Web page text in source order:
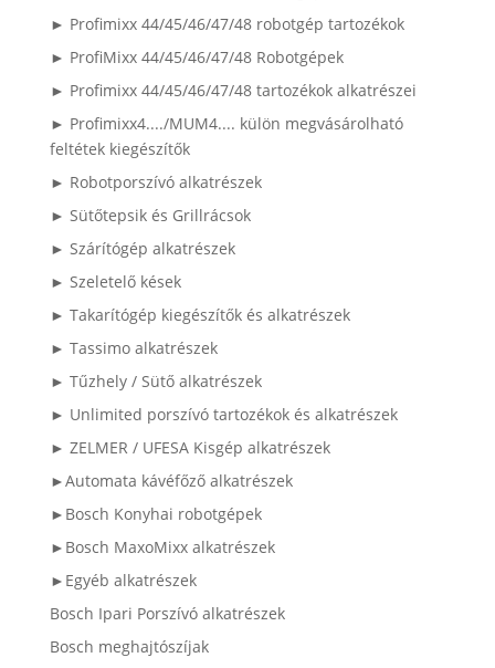
► Profimixx 44/45/46/47/48 robotgép tartozékok
► ProfiMixx 44/45/46/47/48 Robotgépek
► Profimixx 44/45/46/47/48 tartozékok alkatrészei
► Profimixx4..../MUM4.... külön megvásárolható
feltétek kiegészítők
► Robotporszívó alkatrészek
► Sütőtepsik és Grillrácsok
► Szárítógép alkatrészek
► Szeletelő kések
► Takarítógép kiegészítők és alkatrészek
► Tassimo alkatrészek
► Tűzhely / Sütő alkatrészek
► Unlimited porszívó tartozékok és alkatrészek
► ZELMER / UFESA Kisgép alkatrészek
►Automata kávéfőző alkatrészek
►Bosch Konyhai robotgépek
►Bosch MaxoMixx alkatrészek
►Egyéb alkatrészek
Bosch Ipari Porszívó alkatrészek
Bosch meghajtószíjak